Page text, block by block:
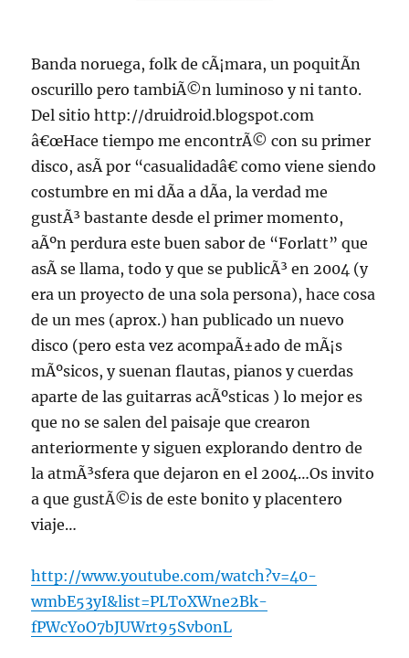
Banda noruega, folk de cÃ¡mara, un poquitÃ­n
oscurillo pero tambiÃ©n luminoso y ni tanto.
Del sitio http://druidroid.blogspot.com
â€œHace tiempo me encontrÃ© con su primer
disco, asÃ­ por “casualidadâ€ como viene siendo
costumbre en mi dÃ­a a dÃ­a, la verdad me
gustÃ³ bastante desde el primer momento,
aÃºn perdura este buen sabor de “Forlatt” que
asÃ­ se llama, todo y que se publicÃ³ en 2004 (y
era un proyecto de una sola persona), hace cosa
de un mes (aprox.) han publicado un nuevo
disco (pero esta vez acompaÃ±ado de mÃ¡s
mÃºsicos, y suenan flautas, pianos y cuerdas
aparte de las guitarras acÃºsticas ) lo mejor es
que no se salen del paisaje que crearon
anteriormente y siguen explorando dentro de
la atmÃ³sfera que dejaron en el 2004…Os invito
a que gustÃ©is de este bonito y placentero
viaje…
http://www.youtube.com/watch?v=40-
wmbE53yI&list=PLToXWne2Bk-
fPWcYoO7bJUWrt95Svb0nL